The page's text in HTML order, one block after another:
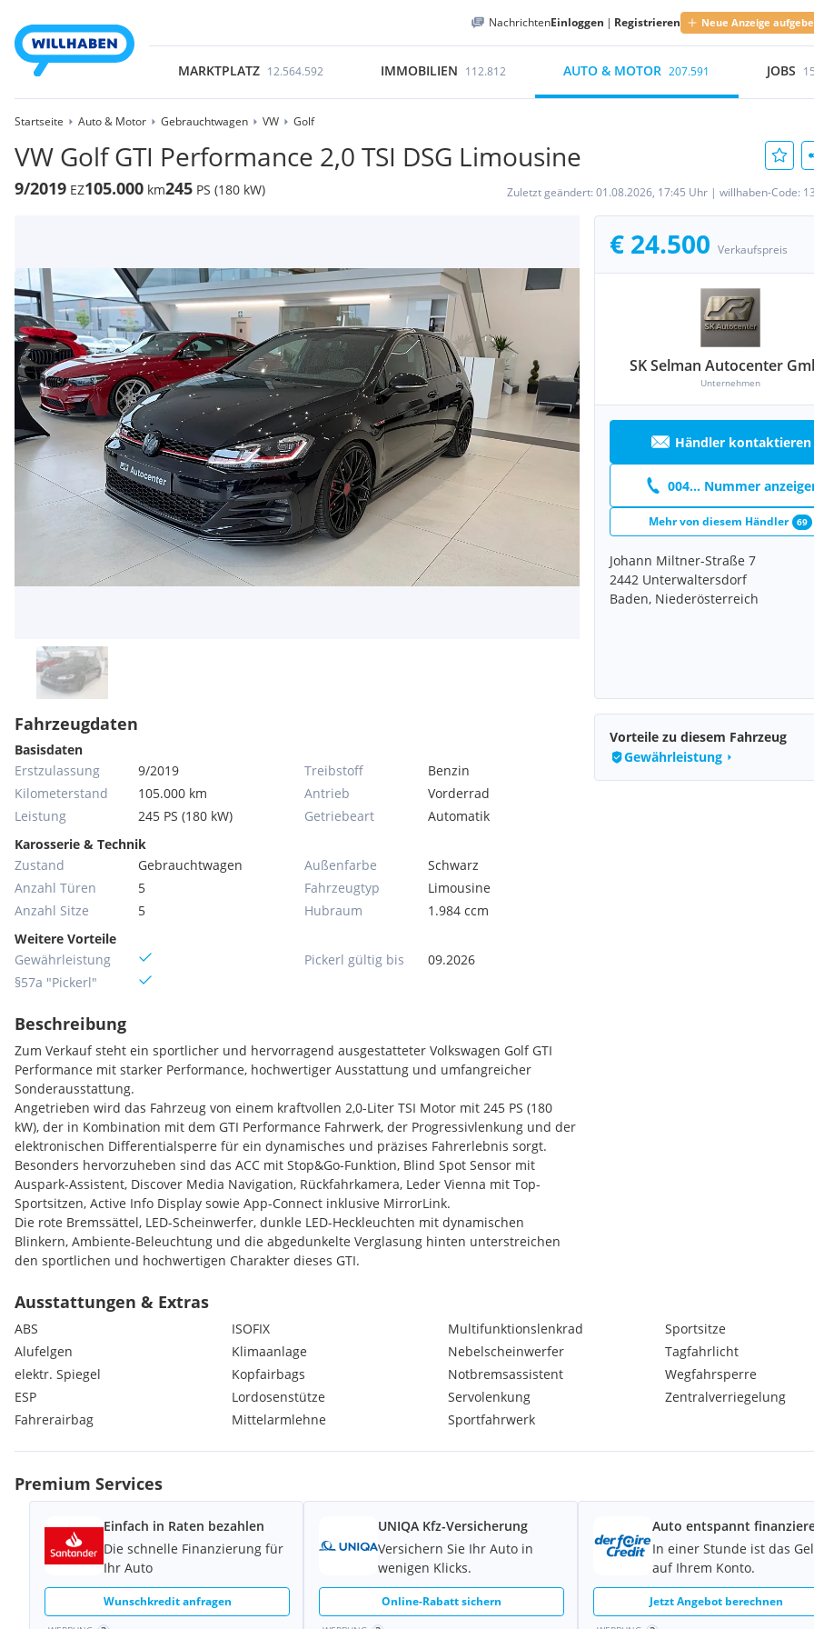
NachrichtenEinloggen | Registrieren Neue Anzeige
MARKTPLATZ 12.564.592 IMMOBILIEN 112.812 AUTO & MOTOR 207.591 JOBS
Startseite Auto & Motor Gebrauchtwagen VW Golf
VW Golf GTI Performance 2,0 TSI DSG Limousine
9/2019 EZ105.000 km245 PS (180 kW) Zuletzt geändert: 01.08.2026, 17:45 Uhr | willhaben-Code:
€ 24.500 Verkaufspreis
SK Selman Autocenter
Unternehmen
Händler kontaktieren
004... Nummer
Mehr von diesem Händler 69
Johann Miltner-Straße 7
2442 Unterwaltersdorf
Baden, Niederösterreich
Fahrzeugdaten
Basisdaten
Erstzulassung
9/2019
Kilometerstand
105.000 km
Leistung
245 PS (180 kW)
Treibstoff
Benzin
Antrieb
Vorderrad
Getriebeart
Automatik
Karosserie & Technik
Zustand
Gebrauchtwagen
Anzahl Türen
5
Anzahl Sitze
5
Außenfarbe
Schwarz
Fahrzeugtyp
Limousine
Hubraum
1.984 ccm
Weitere Vorteile
Gewährleistung
§57a "Pickerl"
Pickerl gültig bis 09.2026
Beschreibung
Zum Verkauf steht ein sportlicher und hervorragend ausgestatteter Volkswagen Golf GTI
Performance mit starker Performance, hochwertiger Ausstattung und umfangreicher
Sonderausstattung.
Angetrieben wird das Fahrzeug von einem kraftvollen 2,0-Liter TSI Motor mit 245 PS (180
kW), der in Kombination mit dem GTI Performance Fahrwerk, der Progressivlenkung und der
elektronischen Differentialsperre für ein dynamisches und präzises Fahrerlebnis sorgt.
Besonders hervorzuheben sind das ACC mit Stop&Go-Funktion, Blind Spot Sensor mit
Auspark-Assistent, Discover Media Navigation, Rückfahrkamera, Leder Vienna mit Top-
Sportsitzen, Active Info Display sowie App-Connect inklusive MirrorLink.
Die rote Bremssättel, LED-Scheinwerfer, dunkle LED-Heckleuchten mit dynamischen
Blinkern, Ambiente-Beleuchtung und die abgedunkelte Verglasung hinten unterstreichen
den sportlichen und hochwertigen Charakter dieses GTI.
• VW Golf VII GTI Performance BMT / Start-Stopp
• Motor: 2,0 Liter TSI Turbo
• Leistung: 180 kW / 245 PS
• Euro 6d-TEMP
• 5-Türer
• GTI Performance Modell
• Leder Vienna
• Top-Sportsitze vorne
• Discover Media Navigation
• Blind Spot Sensor
• Rückfahrkamera
• Active Info Display
• App-Connect / MirrorLink
• LED-Scheinwerfer
• LED-Heckleuchten mit dynamischen Blinkern
• Progressivlenkung
• Elektronische Differentialsperre XDS
Vorteile zu diesem Fahrzeug
Gewährleistung
Ausstattungen & Extras
ABS
Alufelgen
elektr. Spiegel
ESP
Fahrerairbag
ISOFIX
Klimaanlage
Kopfairbags
Lordosenstütze
Mittelarmlehne
Multifunktionslenkrad
Nebelscheinwerfer
Notbremsassistent
Servolenkung
Sportfahrwerk
Sportsitze
Tagfahrlicht
Wegfahrsperre
Zentralverriegelung
Premium Services
Einfach in Raten bezahlen
Die schnelle Finanzierung für
Ihr Auto
Wunschkredit anfragen
UNIQA Kfz-Versicherung
Versichern Sie Ihr Auto in
wenigen Klicks.
Online-Rabatt sichern
Auto entspannt
In einer Stunde ist das
auf Ihrem Konto.
Jetzt Angebot berechnen